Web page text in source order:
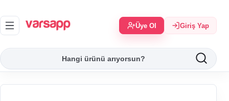
Üye Ol Giriş Yap